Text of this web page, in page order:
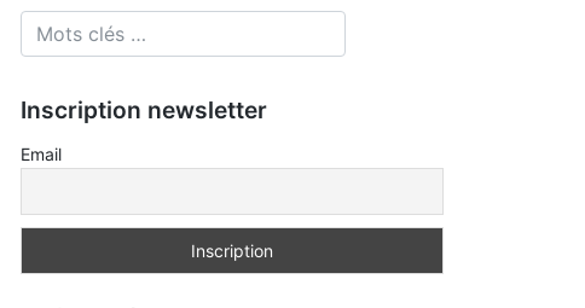
Inscription newsletter
Email